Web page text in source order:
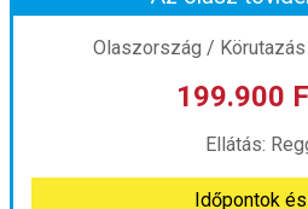
már
Időpontok
Olaszország /
199.900
Ellátás:
Időpontok